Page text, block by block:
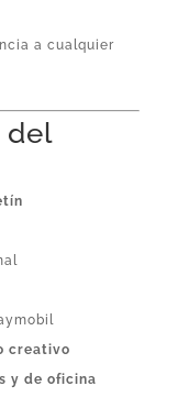
a cualquier
del
creativo
y de oficina